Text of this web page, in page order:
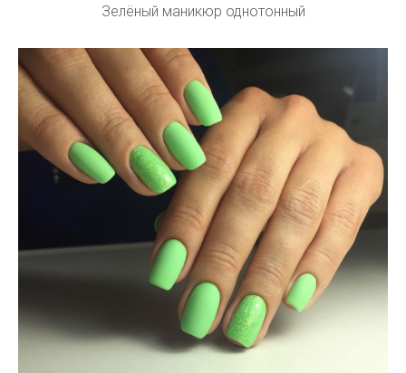
Зелёный маникюр однотонный